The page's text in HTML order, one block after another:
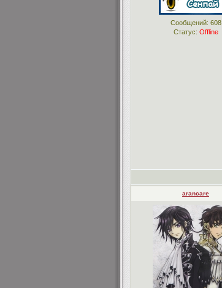
Сообщений: 608
Статус: Offline
arancare